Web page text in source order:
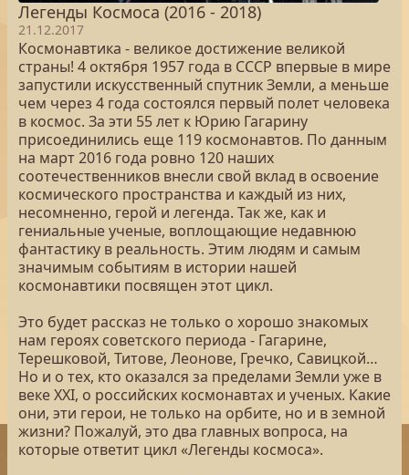
Легенды Космоса (2016 - 2018)
21.12.2017
Космонавтика - великое достижение великой
страны! 4 октября 1957 года в СССР впервые в мире
запустили искусственный спутник Земли, а меньше
чем через 4 года состоялся первый полет человека
в космос. За эти 55 лет к Юрию Гагарину
присоединились еще 119 космонавтов. По данным
на март 2016 года ровно 120 наших
соотечественников внесли свой вклад в освоение
космического пространства и каждый из них,
несомненно, герой и легенда. Так же, как и
гениальные ученые, воплощающие недавнюю
фантастику в реальность. Этим людям и самым
значимым событиям в истории нашей
космонавтики посвящен этот цикл.
Это будет рассказ не только о хорошо знакомых
нам героях советского периода - Гагарине,
Терешковой, Титове, Леонове, Гречко, Савицкой…
Но и о тех, кто оказался за пределами Земли уже в
веке XXI, о российских космонавтах и ученых. Какие
они, эти герои, не только на орбите, но и в земной
жизни? Пожалуй, это два главных вопроса, на
которые ответит цикл «Легенды космоса».